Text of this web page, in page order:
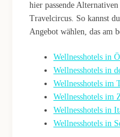
hier passende
Travelcircus. So kannst
Angebot wählen, das am
Wellnesshotels in
Wellnesshotels in
Wellnesshotels im
Wellnesshotels im
Wellnesshotels in
Wellnesshotels in